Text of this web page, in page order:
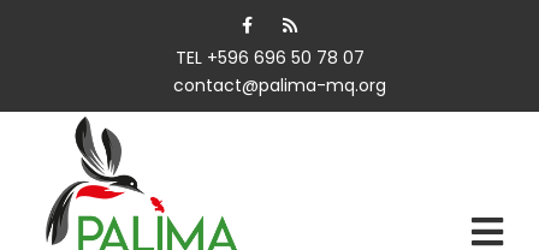
TEL +596 696 50 78 07
contact@palima-mq.org